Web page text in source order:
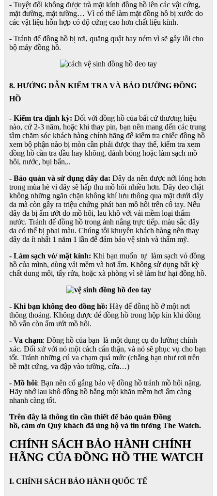
- Tuyệt đối không được trà mặt kính đồng hồ lên các vật cứng,
mặt đường, mặt tường… Vì có thể làm mặt đồng hồ bị xước do
các vật liệu hỗn hợp có độ cứng cao hơn chất liệu kính.
- Tránh để đồng hồ bị rơi, quăng quật hay ném vì sẽ gây lỗi cho
bộ máy đồng hồ.
8. HƯỚNG DẪN KIỂM TRA VÀ BẢO DƯỠNG ĐỒNG
HỒ
- Kiểm tra định kỳ: Đối với đồng hồ của bất cứ thương hiệu
nào, cứ 2-3 năm, hoặc khi thay pin, bạn nên mang đến các trung
tâm chăm sóc khách hàng chính hãng để kiểm tra chiếc đồng hồ
xem bộ phận nào bị mòn cần phải được thay thế, kiểm tra xem
đồng hồ cần tra dầu hay không, đánh bóng hoặc làm sạch mồ
hôi, nước, bụi bẩn,..
- Bảo quản và sử dụng dây da: Dây da nên được nới lỏng hơn
trong mùa hè vì dây sẽ hấp thu mồ hôi nhiều hơn. Dây đeo chặt
không những ngăn chặn không khí lưu thông qua mặt dưới dây
da mà còn gây ra triệu chứng phát ban mồ hôi trên cổ tay. Nếu
dây da bị ẩm ướt do mồ hôi, lau khô với vải mềm loại thấm
nước. Tránh để đồng hồ trong ánh nắng trực tiếp. màu sắc dây
da có thể bị phai màu. Chúng tôi khuyên khách hàng nên thay
dây da ít nhất 1 năm 1 lần để đảm bảo vệ sinh và thẩm mỹ.
- Làm sạch vỏ/ mặt kính: Khi bạn muốn tự làm sạch vỏ đồng
hồ của mình, dùng vải mềm và hơi ẩm. Không sử dụng bất kỳ
chất dung môi, tẩy rửa, hoặc xà phòng vì sẽ làm hư hại đồng hồ.
- Khi bạn không đeo đồng hồ: Hãy để đồng hồ ở một nơi
thông thoáng. Không được để đồng hồ trong hộp kín khi đồng
hồ vẫn còn ẩm ướt mồ hôi.
- Va chạm: Đồng hồ của bạn là một dụng cụ đo lường chính
xác. Đối xử với nó một cách cẩn thận, và nó sẽ phục vụ cho bạn
tốt. Tránh những cú va chạm quá mức (chẳng hạn như rơi trên
bề mặt cứng, va đập vào tường, cửa…)
- Mồ hôi: Bạn nên cố gắng bảo vệ đồng hồ tránh mồ hôi nặng.
Hãy nhớ lau khô đồng hồ bằng một khăn mềm hơi ẩm càng
nhanh càng tốt.
Trên đây là thông tin cần thiết để bảo quản Đồng
hồ, cảm ơn Quý khách đã ủng hộ và tin tưởng The Watch.
CHÍNH SÁCH BẢO HÀNH CHÍNH
HÃNG CỦA ĐỒNG HỒ THE WATCH
I. CHÍNH SÁCH BẢO HÀNH QUỐC TẾ